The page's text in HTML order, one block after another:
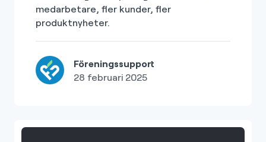
medarbetare, fler kunder, fler
produktnyheter.
Föreningssupport
28 februari 2025